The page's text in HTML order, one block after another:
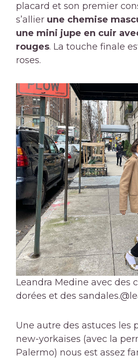
placard et son premier
s’allier une chemise
une mini jupe en cuir
rouges. La touche finale
roses.
Leandra Medine avec des
dorées et des sandales.
Une autre des astuces les
new-yorkaises (avec la
Palermo) nous est assez